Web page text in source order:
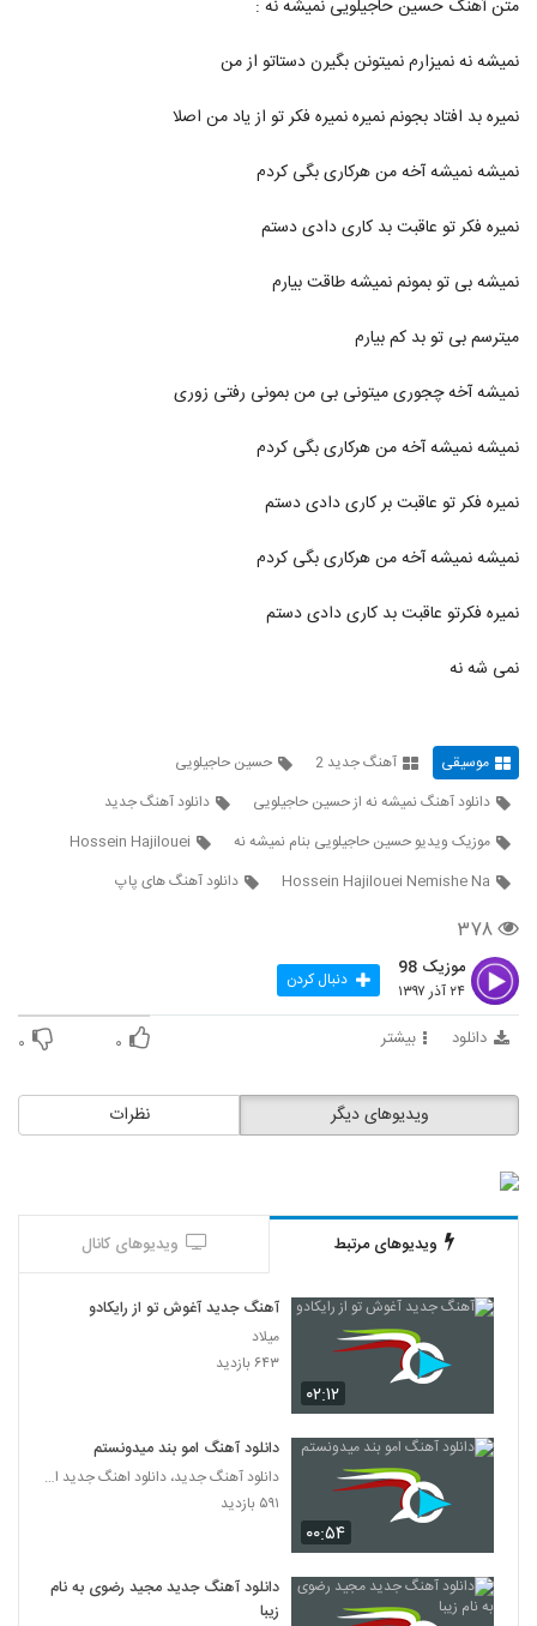
125
۶۸۲ بازدید
آهنگ علیرضا افضلی بنام هر جا میرم
Mahoor Paeez Tanhaei)
128
Javid Cheshmat)
129
آهنگ دانیال اسدی بنام عاشقم شو
دانلود آهنگ مرتضی احمدی (I) دلیل زندگی
۵۸۶ بازدید
132
133
۴۵۵ بازدید
آهنگ منو ببر از خشایار اس آر(پاپ)
135
دانلود آهنگ جدید و زیبای مهرزاد امیرخانی با
آهنگ هادی ساده دل بنام یلدا
۵۰۶ بازدید
آهنگ بدون تو از بشیر(پاپ)
محمد اقتدار آهنگ بازدم
140
آهنگ مصطفی آقاجانی بنام هوای بارونی
Servati Khanomam)
۶۸۲ بازدید
دانلود آهنگ میخوامت از دی جی میلاد
متن آهنگ حسین حاجیلویی نمیشه نه :
نمیشه نه نمیزارم نمیتونن بگیرن دستاتو از من
نمیره بد افتاد بجونم نمیره نمیره فکر تو از یاد من اصلا
نمیشه نمیشه آخه من هرکاری بگی کردم
نمیره فکر تو عاقبت بد کاری دادی دستم
نمیشه بی تو بمونم نمیشه طاقت بیارم
میترسم بی تو بد کم بیارم
نمیشه آخه چجوری میتونی بی من بمونی رفتی زوری
نمیشه نمیشه آخه من هرکاری بگی کردم
نمیره فکر تو عاقبت بر کاری دادی دستم
نمیشه نمیشه آخه من هرکاری بگی کردم
نمیره فکرتو عاقبت بد کاری دادی دستم
نمی شه نه
موسیقی آهنگ جدید 2
حسین حاجیلویی
دانلود آهنگ نمیشه نه از حسین حاجیلویی
دانلود آهنگ جدید
موزیک ویدیو حسین حاجیلویی بنام نمیشه نه
Hossein Hajilouei
Hossein Hajilouei Nemishe Na
دانلود آهنگ های پاپ
۳۷۸
موزیک 98
۲۴ آذر ۱۳۹۷ دنبال کردن
دانلود بیشتر ۰ ۰
نظرات ویدیوهای دیگر
ویدیوهای مرتبط ویدیوهای کانال
۰۲:۱۲
آهنگ جدید آغوش تو از رایکادو
میلاد
۶۴۳ بازدید
۰۰:۵۴
دانلود آهنگ امو بند میدونستم
دانلود آهنگ جدید، دانلود اهنگ جدید ایرانی
۵۹۱ بازدید
دانلود آهنگ جدید مجید رضوی به نام
زیبا